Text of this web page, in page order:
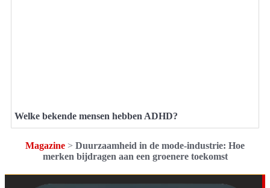
Welke bekende mensen hebben ADHD?
Magazine > Duurzaamheid in de mode-industrie: Hoe
merken bijdragen aan een groenere toekomst